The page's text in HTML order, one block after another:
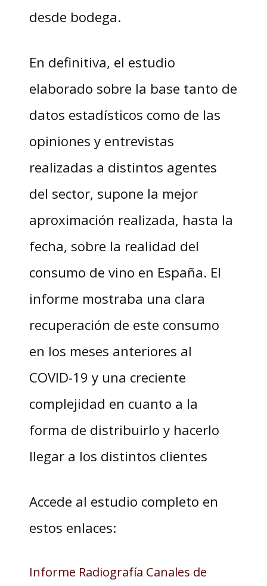
desde bodega.
En definitiva, el estudio
elaborado sobre la base tanto de
datos estadísticos como de las
opiniones y entrevistas
realizadas a distintos agentes
del sector, supone la mejor
aproximación realizada, hasta la
fecha, sobre la realidad del
consumo de vino en España. El
informe mostraba una clara
recuperación de este consumo
en los meses anteriores al
COVID-19 y una creciente
complejidad en cuanto a la
forma de distribuirlo y hacerlo
llegar a los distintos clientes
Accede al estudio completo en
estos enlaces:
Informe Radiografía Canales de